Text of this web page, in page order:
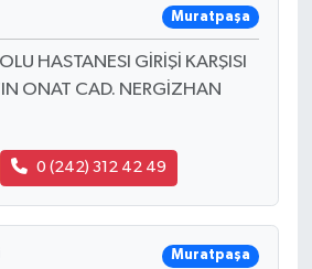
Muratpaşa
HASTANESI GİRİŞİ KARŞISI
ONAT CAD. NERGİZHAN
0 (242) 312 42 49
Muratpaşa